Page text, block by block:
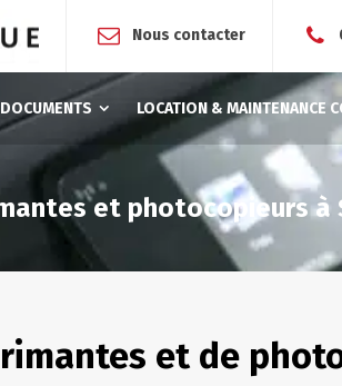
Nous contacter
LOCATION & MAINTENANCE
et photocopieurs à
et de